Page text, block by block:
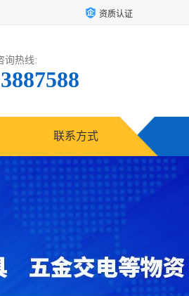
资质认证
询热线:
联系方式